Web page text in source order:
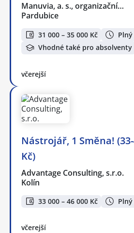
Manuvia, a. s., organizační…
Pardubice
31 000 – 35 000 Kč
Vhodné také pro absolventy
včerejší
Nástrojář, 1 Směna!
Kč)
Advantage Consulting, s.r.o.
Kolín
33 000 – 46 000 Kč
včerejší